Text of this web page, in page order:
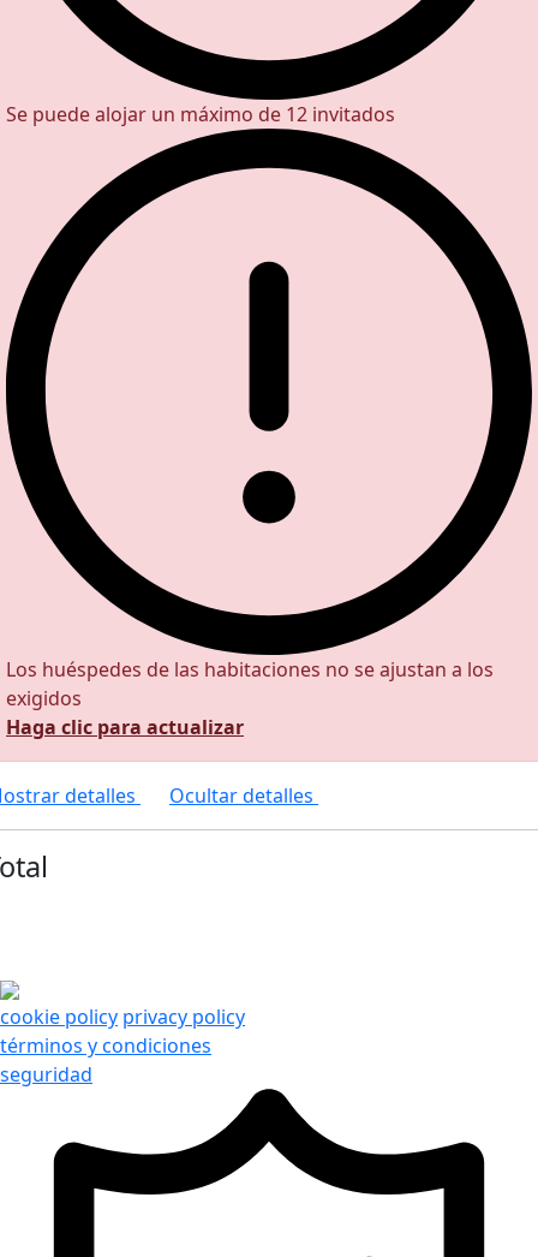
Se puede alojar un máximo de 12 invitados
Los huéspedes de las habitaciones no se ajustan a los
exigidos
Haga clic para actualizar
detalles Ocultar detalles
cookie policy privacy policy
términos y condiciones
seguridad